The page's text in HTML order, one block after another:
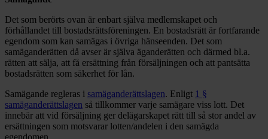
Det som berörts ovan är enbart själva medlemskapet och
förhållandet till bostadsrättsföreningen. En bostadsrätt är fortfarande
egendom som kan samägas i övriga hänseenden. Det som
samäganderätten då avser är själva äganderätten och därmed bl.a.
rätten att sälja, att få ersättning från försäljningen och att pantsätta
bostadsrätten som säkerhet för lån.
Samägande regleras i samäganderättslagen. Enligt 1 §
samäganderättslagen så tillkommer varje samägare viss lott. Det
innebär att vid försäljning ger delägarskapet rätt till så stor andel av
ersättningen som motsvarar lotten/andelen i den samägda